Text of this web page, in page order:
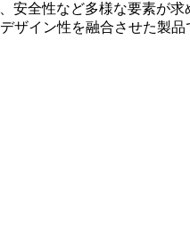
安全性など多様な要素が
ザイン性を融合させた製